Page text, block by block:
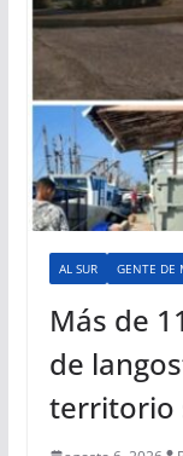
AL SUR GENTE DE
Más de
de
territorio